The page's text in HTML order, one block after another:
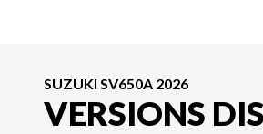
SUZUKI SV650A 2026
VERSIONS